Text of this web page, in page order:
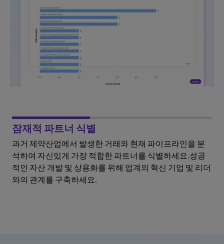
잠재적 파트너 식별
과거 제약산업에서 발생한 거래와 현재 파이프라인을 분
석하여 자신있게 가장 적합한 파트너를 식별하세요.성공
적인 자산 개발 및 상용화를 위해 업계의 혁신 기업 및 리더
와의 관계를 구축하세요.